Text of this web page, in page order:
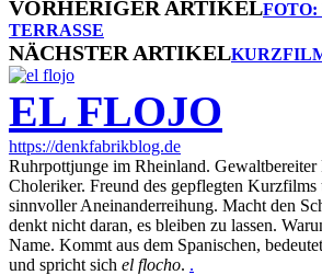
VORHERIGER ARTIKELFOTO:
TERRASSE
NÄCHSTER ARTIKEL
EL FLOJO
https://denkfabrikblog.de
Ruhrpottjunge im Rheinland. Gewaltbereiter
Choleriker. Freund des gepflegten
sinnvoller Aneinanderreihung. Macht den
denkt nicht daran, es bleiben zu lassen.
Name. Kommt aus dem Spanischen,
und spricht sich el flocho. .